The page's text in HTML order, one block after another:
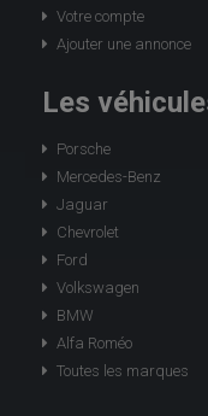
Votre compte
Ajouter une annonce
Les
Porsche
Mercedes-Benz
Jaguar
Chevrolet
Ford
Volkswagen
BMW
Alfa Roméo
Toutes les marques